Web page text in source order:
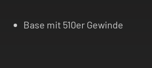
Base mit 510er Gewinde